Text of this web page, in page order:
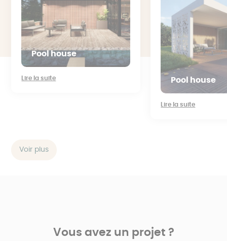
Pool house
Lire la suite Pool house
Lire la suite
Voir plus
Vous avez un projet ?